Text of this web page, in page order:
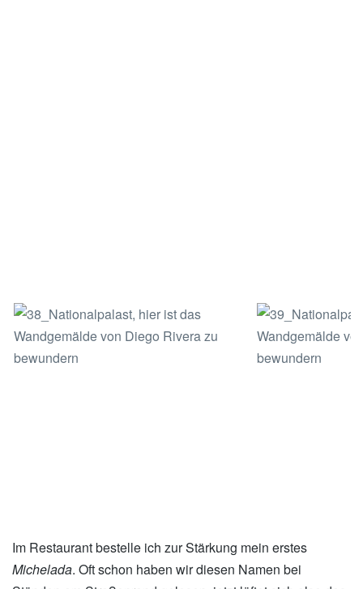
Im Restaurant bestelle ich zur Stärkung mein erstes
Michelada. Oft schon haben wir diesen Namen bei